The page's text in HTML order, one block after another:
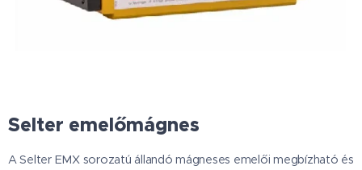
Selter emelőmágnes
A Selter EMX sorozatú állandó mágneses emelői megbízható és